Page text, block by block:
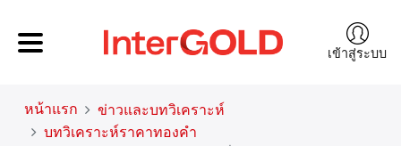
เข้าสู่ระบบ
หน้าแรก
ข่าวและบทวิเคราะห์
บทวิเคราะห์ราคาทองคำ